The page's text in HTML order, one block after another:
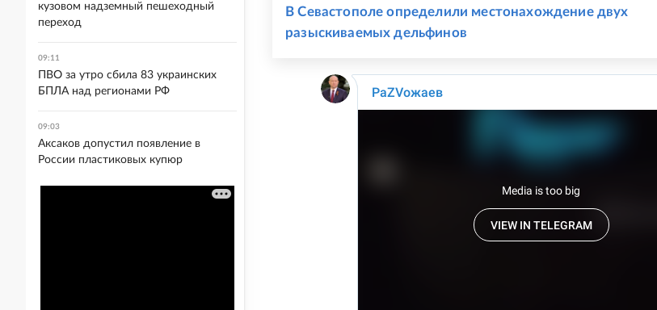
В Севастополе определили местонахождение двух
разыскиваемых дельфинов
кузовом надземный пешеходный
переход
09:11
ПВО за утро сбила 83 украинских
БПЛА над регионами РФ
09:03
Аксаков допустил появление в
России пластиковых купюр